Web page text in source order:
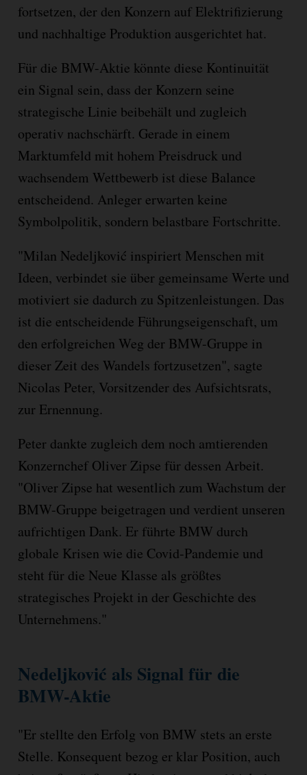
fortsetzen, der den Konzern auf Elektrifizierung
und nachhaltige Produktion ausgerichtet hat.
Für die BMW-Aktie könnte diese Kontinuität
ein Signal sein, dass der Konzern seine
strategische Linie beibehält und zugleich
operativ nachschärft. Gerade in einem
Marktumfeld mit hohem Preisdruck und
wachsendem Wettbewerb ist diese Balance
entscheidend. Anleger erwarten keine
Symbolpolitik, sondern belastbare Fortschritte.
"Milan Nedeljković inspiriert Menschen mit
Ideen, verbindet sie über gemeinsame Werte und
motiviert sie dadurch zu Spitzenleistungen. Das
ist die entscheidende Führungseigenschaft, um
den erfolgreichen Weg der BMW-Gruppe in
dieser Zeit des Wandels fortzusetzen", sagte
Nicolas Peter, Vorsitzender des Aufsichtsrats,
zur Ernennung.
Peter dankte zugleich dem noch amtierenden
Konzernchef Oliver Zipse für dessen Arbeit.
"Oliver Zipse hat wesentlich zum Wachstum der
BMW-Gruppe beigetragen und verdient unseren
aufrichtigen Dank. Er führte BMW durch
globale Krisen wie die Covid-Pandemie und
steht für die Neue Klasse als größtes
strategisches Projekt in der Geschichte des
Unternehmens."
Nedeljković als Signal für die
BMW-Aktie
"Er stellte den Erfolg von BMW stets an erste
Stelle. Konsequent bezog er klar Position, auch